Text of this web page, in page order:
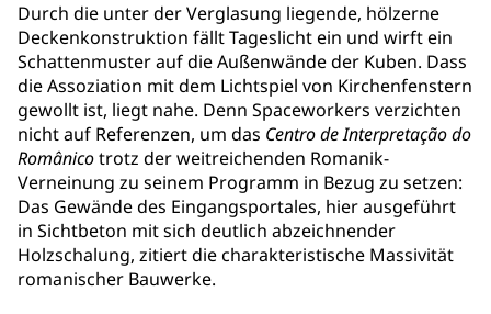
Durch die unter der Verglasung liegende, hölzerne
Deckenkonstruktion fällt Tageslicht ein und wirft ein
Schattenmuster auf die Außenwände der Kuben. Dass
die Assoziation mit dem Lichtspiel von Kirchenfenstern
gewollt ist, liegt nahe. Denn Spaceworkers verzichten
nicht auf Referenzen, um das Centro de Interpretação do
Românicotrotz der weitreichenden Romanik-
Verneinung zu seinem Programm in Bezug zu setzen:
Das Gewände des Eingangsportales, hier ausgeführt
in Sichtbeton mit sich deutlich abzeichnender
Holzschalung, zitiert die charakteristische Massivität
romanischer Bauwerke.